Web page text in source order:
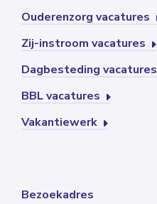
Ouderenzorg vacatures
Zij-instroom vacatures
Dagbesteding vacatures
BBL vacatures
Vakantiewerk
Bezoekadres